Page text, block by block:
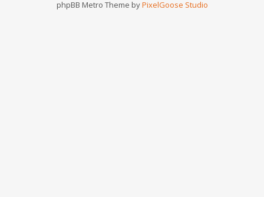
phpBB Metro Theme byPixelGoose Studio